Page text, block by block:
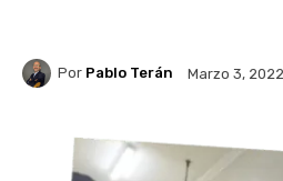
Por Pablo Terán Marzo 3, 2022